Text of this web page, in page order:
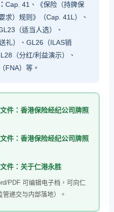
Cap. 41、《保险（持牌保
求）规则》（Cap. 41L）、
（适当人选）、
礼）、GL26（ILAS销
（分红/利益演示）、
FNA）等。
件：香港保险经纪公司牌照
件：香港保险经纪公司牌照
件：关于仁港永胜
PDF 可编辑电子档，可向仁
递交与内部落地）。